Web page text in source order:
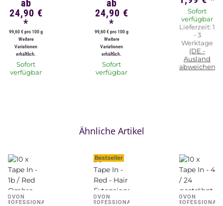
ab
24,90 €
*
99,60 € pro 100 g
Weitere
Variationen
erhältlich.
Sofort
verfügbar
ab
24,90 €
*
99,60 € pro 100 g
Weitere
Variationen
erhältlich.
Sofort
verfügbar
Sofort
verfügbar
Lieferzeit: 1
- 3
Werktage
(DE -
Ausland
abweichend)
Ähnliche Artikel
NOVON
PROFESSIONAL
Bestseller
NOVON
PROFESSIONAL
NOVON
PROFESSIONAL